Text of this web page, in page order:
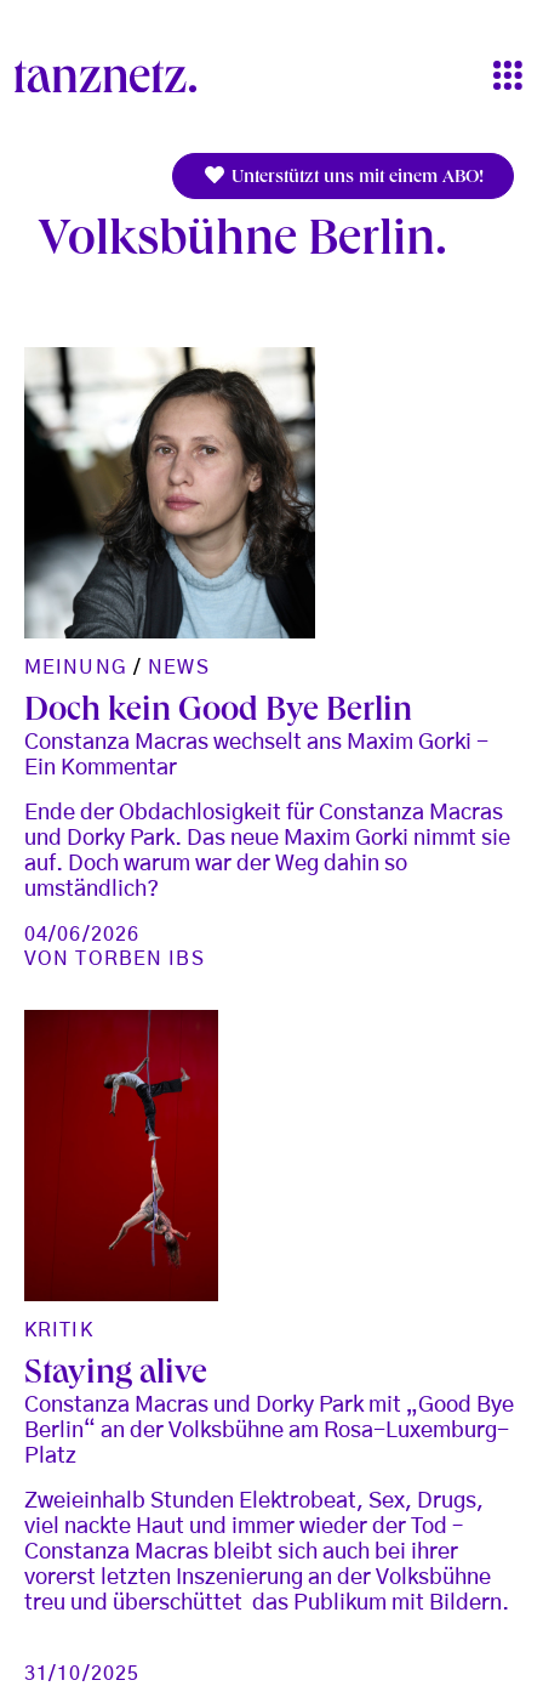
Unterstützt uns mit einem ABO!
Volksbühne Berlin
MEINUNG / NEWS
Doch kein Good Bye Berlin
Constanza Macras wechselt ans Maxim Gorki -
Ein Kommentar
Ende der Obdachlosigkeit für Constanza Macras
und Dorky Park. Das neue Maxim Gorki nimmt sie
auf. Doch warum war der Weg dahin so
umständlich?
04/06/2026
VON
TORBEN IBS
KRITIK
Staying alive
Constanza Macras und Dorky Park mit „Good Bye
Berlin“ an der Volksbühne am Rosa-Luxemburg-
Platz
Zweieinhalb Stunden Elektrobeat, Sex, Drugs,
viel nackte Haut und immer wieder der Tod –
Constanza Macras bleibt sich auch bei ihrer
vorerst letzten Inszenierung an der Volksbühne
treu und überschüttet das Publikum mit Bildern.
31/10/2025